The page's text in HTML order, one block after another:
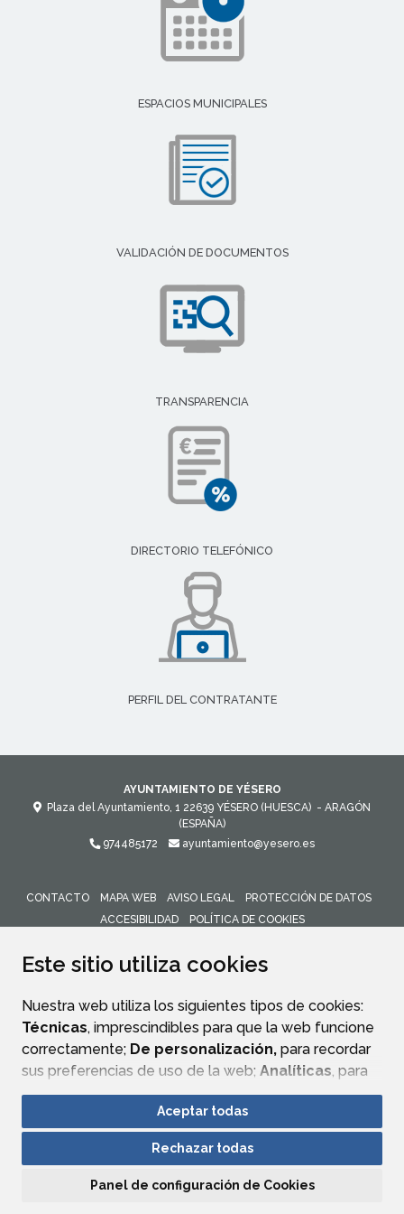
Este sitio utiliza cookies
Nuestra web utiliza los siguientes tipos de cookies:
Técnicas, imprescindibles para que la web funcione
correctamente; De personalización, para recordar
sus preferencias de uso de la web; Analíticas, para
mejorar el funcionamiento de la web y sus servicios.
Si acepta pulsando el botón“Aceptar todas”
consideramos que acepta su uso. Si pulsa el botón
ninguna acción, se guardarán las cookies técnicas
Aceptar todas
Rechazar todas
Panel de configuración de Cookies
ESPACIOS MUNICIPALES
VALIDACIÓN DE DOCUMENTOS
TRANSPARENCIA
DIRECTORIO TELEFÓNICO
PERFIL DEL CONTRATANTE
AYUNTAMIENTO DE YÉSERO
Plaza del Ayuntamiento, 1 22639 YÉSERO (HUESCA) - ARAGÓN
(ESPAÑA)
974485172
ayuntamiento@yesero.es
CONTACTO MAPA WEB AVISO LEGAL
PROTECCIÓN DE DATOS
ACCESIBILIDAD
POLÍTICA DE COOKIES